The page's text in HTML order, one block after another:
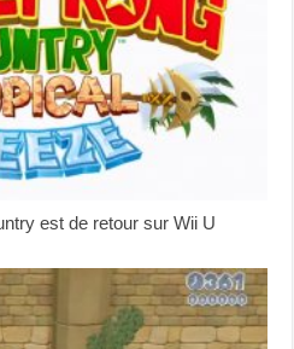
est de retour sur Wii U